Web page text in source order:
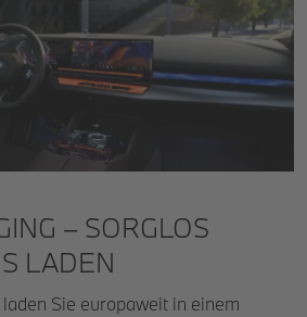
– SORGLOS
LADEN
Sie europaweit in einem